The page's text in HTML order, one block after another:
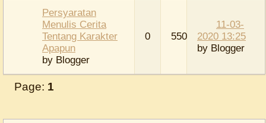
Persyaratan
Menulis Cerita
Tentang Karakter
Apapun
by Blogger
0 550
11-03-
2020 13:25
by Blogger
Page: 1